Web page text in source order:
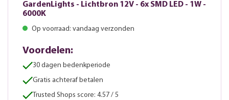
GardenLights - Lichtbron 12V - 6x SMD LED - 1W -
6000K
Op voorraad: vandaag verzonden
Voordelen:
30 dagen bedenkperiode
Gratis achteraf betalen
Trusted Shops score: 4.57 / 5